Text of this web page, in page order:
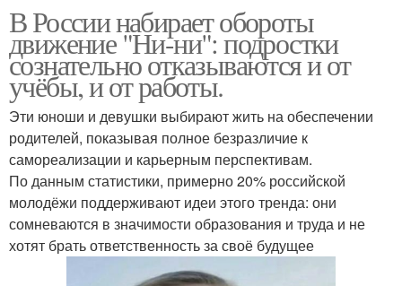
В России набирает обороты
движение "Ни-ни": подростки
сознательно отказываются и от
учёбы, и от работы.
Эти юноши и девушки выбирают жить на обеспечении
родителей, показывая полное безразличие к
самореализации и карьерным перспективам.
По данным статистики, примерно 20% российской
молодёжи поддерживают идеи этого тренда: они
сомневаются в значимости образования и труда и не
хотят брать ответственность за своё будущее